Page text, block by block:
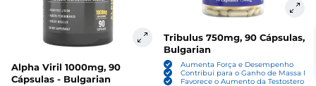
Alpha Viril 1000mg, 90
Cápsulas - Bulgarian
Tribulus 750mg, 90 Cápsulas,
Bulgarian
Aumenta Força e Desempenho
Contribui para o Ganho de Massa
Favorece o Aumento da Testosterona